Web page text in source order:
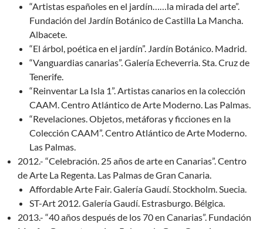
“Artistas españoles en el jardín……la mirada del arte”.
Fundación del Jardín Botánico de Castilla La Mancha.
Albacete.
“El árbol, poética en el jardín”. Jardín Botánico. Madrid.
“Vanguardias canarias”. Galería Echeverria. Sta. Cruz de
Tenerife.
“Reinventar La Isla 1”. Artistas canarios en la colección
CAAM. Centro Atlántico de Arte Moderno. Las Palmas.
“Revelaciones. Objetos, metáforas y ficciones en la
Colección CAAM”. Centro Atlántico de Arte Moderno.
Las Palmas.
2012.- “Celebración. 25 años de arte en Canarias”. Centro
de Arte La Regenta. Las Palmas de Gran Canaria.
Affordable Arte Fair. Galería Gaudí. Stockholm. Suecia.
ST-Art 2012. Galería Gaudí. Estrasburgo. Bélgica.
2013.- “40 años después de los 70 en Canarias”. Fundación